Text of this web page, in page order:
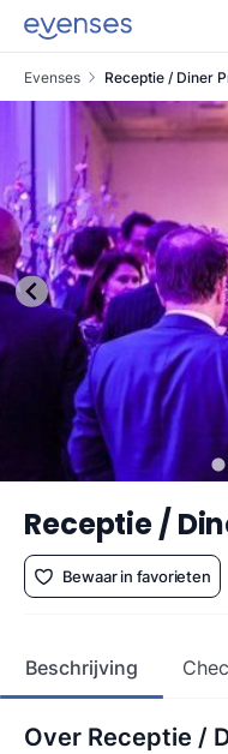
Evenses Receptie / Diner
Receptie /
Bewaar in favorieten
Beschrijving
Over Receptie /